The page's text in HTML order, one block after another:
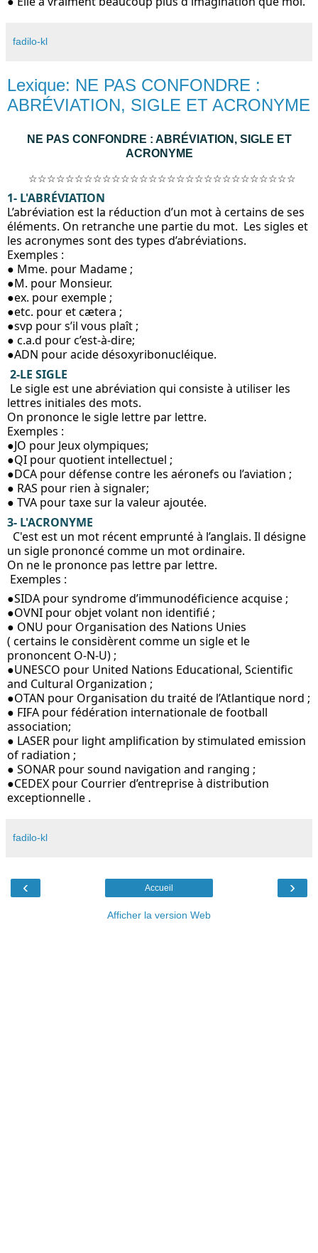
fadilo-kl
Lexique: NE PAS CONFONDRE :
ABRÉVIATION, SIGLE ET ACRONYME
NE PAS CONFONDRE : ABRÉVIATION, SIGLE ET
ACRONYME
  ☆☆☆☆☆☆☆☆☆☆☆☆☆☆☆☆☆☆☆☆☆☆☆☆☆☆☆☆☆
1- L'ABRÉVIATION
L’abréviation est la réduction d’un mot à certains de ses
éléments. On retranche une partie du mot.  Les sigles et
les acronymes sont des types d’abréviations.
Exemples :
● Mme. pour Madame ;
●M. pour Monsieur.
●ex. pour exemple ;
●etc. pour et cætera ;
●svp pour s’il vous plaît ;
● c.a.d pour c’est-à-dire;
●ADN pour acide désoxyribonucléique.
2-LE SIGLE
lettres initiales des mots.
On prononce le sigle lettre par lettre.
Exemples :
●JO pour Jeux olympiques;
●QI pour quotient intellectuel ;
●DCA pour défense contre les aéronefs ou l’aviation ;
● RAS pour rien à signaler;
● TVA pour taxe sur la valeur ajoutée.
3- L'ACRONYME
un sigle prononcé comme un mot ordinaire.
On ne le prononce pas lettre par lettre.
Exemples :
●SIDA pour syndrome d’immunodéficience acquise ;
●OVNI pour objet volant non identifié ;
● ONU pour Organisation des Nations Unies
( certains le considèrent comme un sigle et le
prononcent O-N-U) ;
●UNESCO pour United Nations Educational, Scientific
and Cultural Organization ;
● FIFA pour fédération internationale de football
association;
● LASER pour light amplification by stimulated emission
of radiation ;
● SONAR pour sound navigation and ranging ;
●CEDEX pour Courrier d’entreprise à distribution
exceptionnelle .
fadilo-kl
‹ ›
Accueil
Afficher la version Web